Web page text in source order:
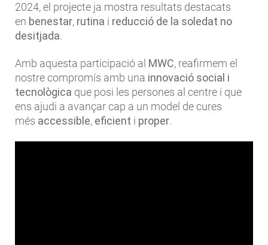
2024, el projecte ja mostra resultats destacats
en benestar, rutina i reducció de la soledat no
desitjada.
Amb aquesta participació al MWC, reafirmem el
nostre compromís amb una innovació social i
tecnològica que posi les persones al centre i que
ens ajudi a avançar cap a un model de cures
més accessible, eficient i proper.